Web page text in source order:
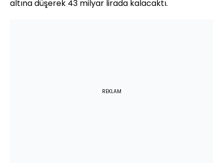
altına düşerek 43 milyar lirada kalacaktı.
REKLAM